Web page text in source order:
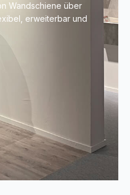
Wandschiene über
erweiterbar und